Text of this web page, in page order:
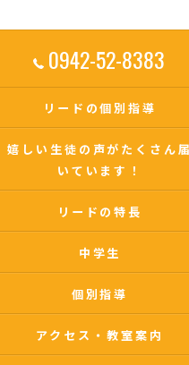
0942-52-8383
リードの個別指導
嬉しい生徒の声がたくさん届
いています！
リードの特長
中学生
個別指導
アクセス・教室案内